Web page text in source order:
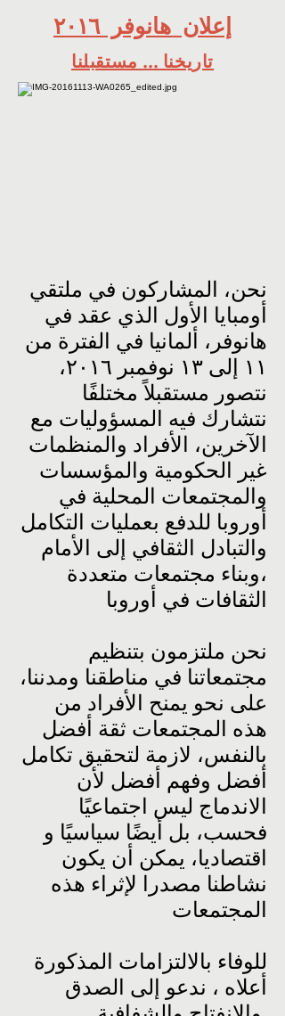
إعلان هانوفر ٢٠١٦
تاريخنا ... مستقبلنا
نحن، المشاركون في ملتقي
أومبايا الأول الذي عقد في
هانوفر، ألمانيا في الفترة من
١١ إلى ١٣ نوفمبر ٢٠١٦،
نتصور مستقبلاً مختلفًا
نتشارك فيه المسؤوليات مع
الآخرين، الأفراد والمنظمات
غير الحكومية والمؤسسات
والمجتمعات المحلية في
أوروبا للدفع بعمليات التكامل
والتبادل الثقافي إلى الأمام
،وبناء مجتمعات متعددة
الثقافات في أوروبا
نحن ملتزمون بتنظيم
مجتمعاتنا في مناطقنا ومدننا،
على نحو يمنح الأفراد من
هذه المجتمعات ثقة أفضل
بالنفس، لازمة لتحقيق تكامل
أفضل وفهم أفضل لأن
الاندماج ليس اجتماعيًا
فحسب، بل أيضًا سياسيًا و
اقتصاديا، يمكن أن يكون
نشاطنا مصدرا لإثراء هذه
المجتمعات
للوفاء بالالتزامات المذكورة
أعلاه ، ندعو إلى الصدق